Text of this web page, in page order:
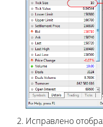
Исправлено